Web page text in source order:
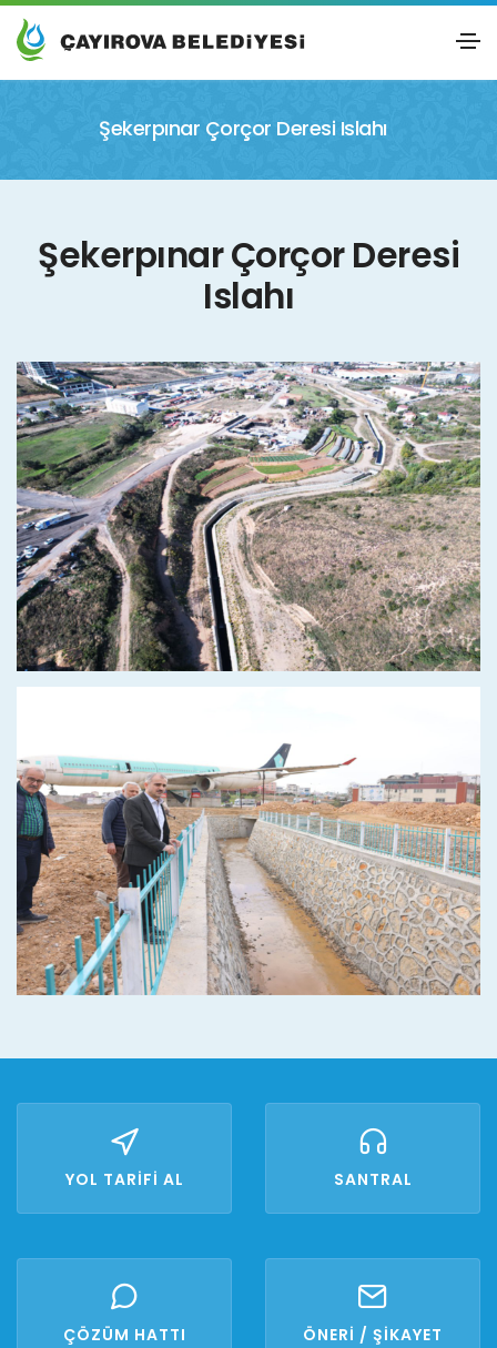
Şekerpınar Çorçor Deresi Islahı
Şekerpınar Çorçor Deresi
Islahı
YOL TARİFİ AL SANTRAL
ÇÖZÜM HATTI ÖNERİ / ŞİKAYET